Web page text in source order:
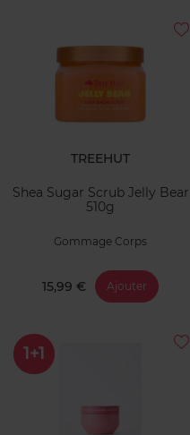
TREEHUT
Shea Sugar Scrub Jelly Bear
510g
Gommage Corps
15,99 € Ajouter
1+1